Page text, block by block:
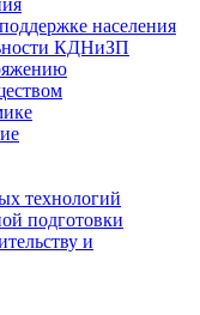
населения
КДНиЗП
технологий
подготовки
и